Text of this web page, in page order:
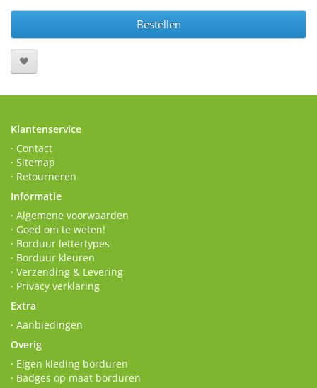
Bestellen
Klantenservice
· Contact
· Sitemap
· Retourneren
Informatie
· Algemene voorwaarden
· Goed om te weten!
· Borduur lettertypes
· Borduur kleuren
· Verzending & Levering
· Privacy verklaring
Extra
· Aanbiedingen
Overig
· Eigen kleding borduren
· Badges op maat borduren